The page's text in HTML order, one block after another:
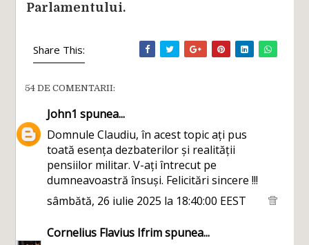
Parlamentului.
Share This:
54 DE COMENTARII:
John1 spunea...
Domnule Claudiu, în acest topic ați pus
toată esența dezbaterilor și realității
pensiilor militar. V-ați întrecut pe
dumneavoastră însuși. Felicitări sincere !!!
sâmbătă, 26 iulie 2025 la 18:40:00 EEST
Cornelius Flavius Ifrimspunea...